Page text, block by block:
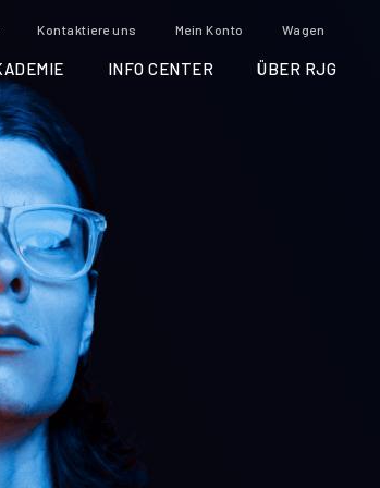
Kontaktiere uns Mein Konto Wagen
INFO CENTER ÜBER RJG